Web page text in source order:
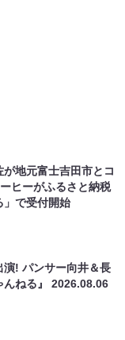
地元富士吉田市とコ
ヒーがふるさと納税
」で受付開始
演! パンサー向井＆長
んねる』2026.08.06